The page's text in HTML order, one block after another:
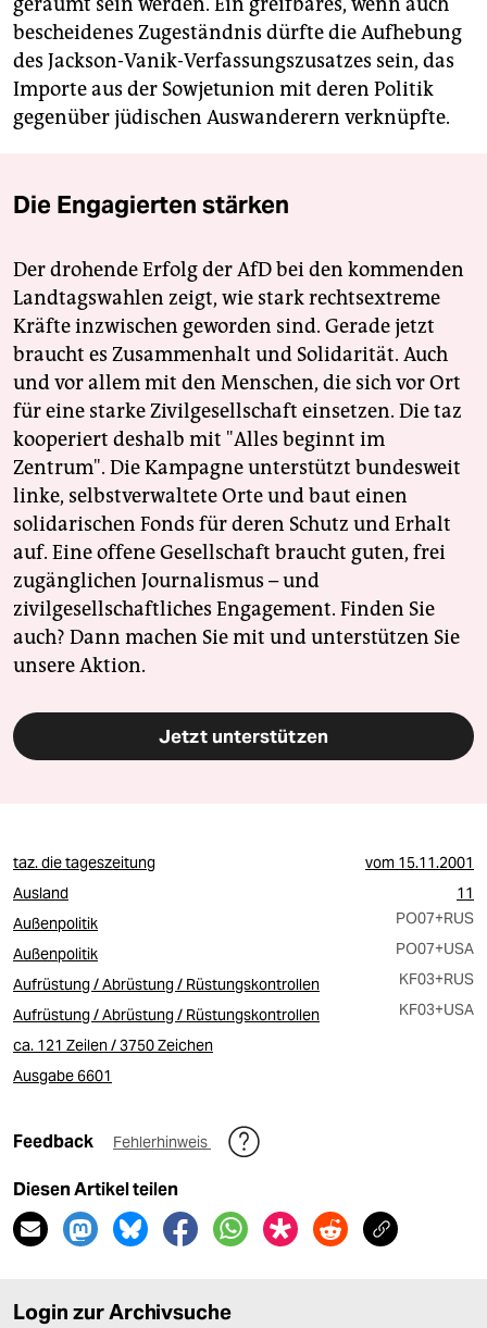
bescheidenes Zugeständnis dürfte die Aufhebung
des Jackson-Vanik-Verfassungszusatzes sein, das
Importe aus der Sowjetunion mit deren Politik
gegenüber jüdischen Auswanderern verknüpfte.
Die Engagierten stärken
Der drohende Erfolg der AfD bei den kommenden
Landtagswahlen zeigt, wie stark rechtsextreme
Kräfte inzwischen geworden sind. Gerade jetzt
braucht es Zusammenhalt und Solidarität. Auch
und vor allem mit den Menschen, die sich vor Ort
für eine starke Zivilgesellschaft einsetzen. Die taz
kooperiert deshalb mit "Alles beginnt im
Zentrum". Die Kampagne unterstützt bundesweit
linke, selbstverwaltete Orte und baut einen
solidarischen Fonds für deren Schutz und Erhalt
auf. Eine offene Gesellschaft braucht guten, frei
zugänglichen Journalismus – und
zivilgesellschaftliches Engagement. Finden Sie
auch? Dann machen Sie mit und unterstützen Sie
unsere Aktion.
Jetzt unterstützen
taz. die tageszeitung vom 15.11.2001
Ausland
11
Außenpolitik
PO07+RUS
Außenpolitik
PO07+USA
Aufrüstung / Abrüstung / Rüstungskontrollen
KF03+RUS
Aufrüstung / Abrüstung / Rüstungskontrollen
KF03+USA
ca. 121 Zeilen / 3750 Zeichen
Ausgabe 6601
Feedback Fehlerhinweis
Diesen Artikel teilen
Login zur Archivsuche